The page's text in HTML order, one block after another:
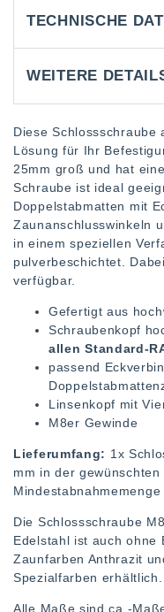
TECHNISCHE
WEITERE
Diese
Lösung für Ihr
25mm groß und hat
Schraube ist ideal
Doppelstabmatten mit
Zaunanschlusswinkeln
in einem speziellen
pulverbeschichtet.
verfügbar.
Gefertigt aus
Schraubenkopf
allen Standard-
passend
Linsenkopf mit
M8er Gewinde
Lieferumfang: 1x
mm in der
Mindestabnahmemenge
Die Schlossschraube
Edelstahl ist auch ohne
Zaunfarben Anthrazit
Spezialfarben erhältlich.
Alle Maße sind ca.-